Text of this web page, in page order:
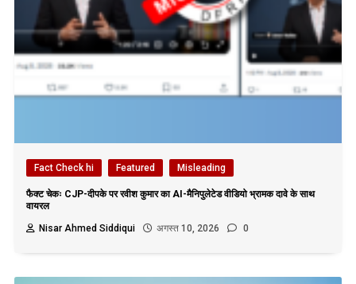
Fact Check hi Featured Misleading
फैक्ट चेकः CJP-दीपके पर रवीश कुमार का AI-मैनिपुलेटेड वीडियो भ्रामक दावे के साथ
वायरल
Nisar Ahmed Siddiqui
अगस्त 10, 2026 0